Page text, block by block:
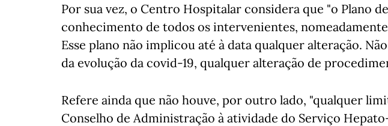
Por sua vez, o Centro Hospitalar considera que "o Plano
conhecimento de todos os intervenientes,
Esse plano não implicou até à data qualquer alteração.
da evolução da covid-19, qualquer alteração de
Refere ainda que não houve, por outro lado, "qualquer
Conselho de Administração à atividade do Serviço